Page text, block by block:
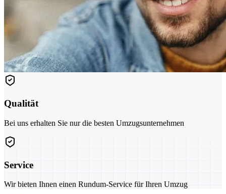
Qualität
Bei uns erhalten Sie nur die besten Umzugsunternehmen
Service
Wir bieten Ihnen einen Rundum-Service für Ihren Umzug